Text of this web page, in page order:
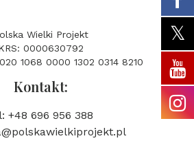
Wielki Projekt
0000630792
1068 0000 1302 0314 8210
Kontakt:
+48 696 956 388